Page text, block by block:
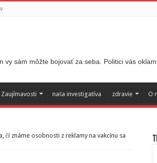
sám môžte bojovať za seba. Politici vás
Zaujímavosti naša investigatíva zdravie O
čí známe osobnosti z reklamy na vakcínu sa